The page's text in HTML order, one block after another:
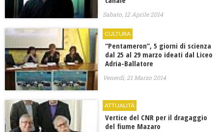
Sabato, 12 Aprile 2014
CULTURA
“Pentameron”, 5 giorni di scienza
dal 25 al 29 marzo ideati dal Liceo
Adria-Ballatore
Venerdì, 21 Marzo 2014
ATTUALITÀ
Vertice del CNR per il dragaggio
del fiume Mazaro